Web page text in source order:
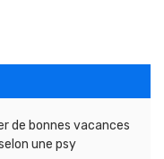
de bonnes vacances
une psy